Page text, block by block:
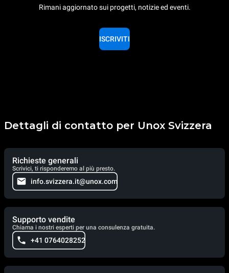
Rimani aggiornato sui progetti, notizie ed eventi.
ISCRIVITI
Dettagli di contatto per Unox Svizzera
Richieste generali
Scrivici, ti risponderemo al più presto.
info.svizzera.it@unox.com
Supporto vendite
Chiama i nostri esperti per una consulenza gratuita.
+41 0764028252